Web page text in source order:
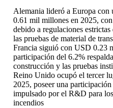
Alemania lideró a Europa con
0.61 mil millones en 2025,
debido a regulaciones
las pruebas de material de
Francia siguió con USD 0.23
participación del 6.2%
construcción y las pruebas
Reino Unido ocupó el tercer
2025, poseer una
impulsado por el R&D para
incendios